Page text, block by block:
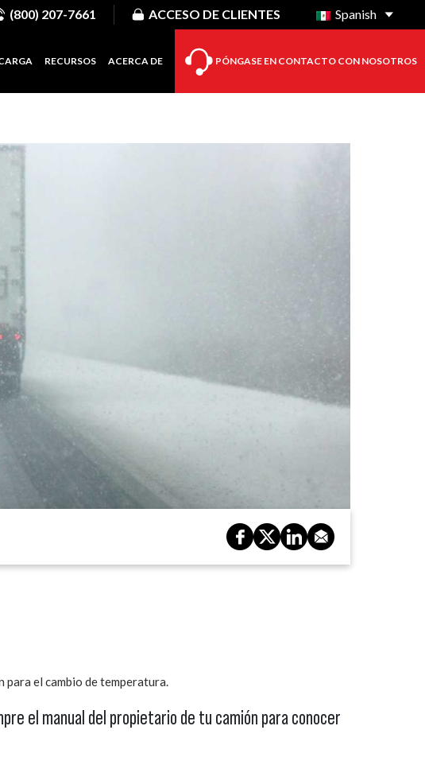
(800) 207-7661 ACCESO DE CLIENTES Spanish
RECURSOS ACERCA DE PÓNGASE EN CONTACTO CON NOSOTROS
para el cambio de temperatura.
el manual del propietario de tu camión para conocer